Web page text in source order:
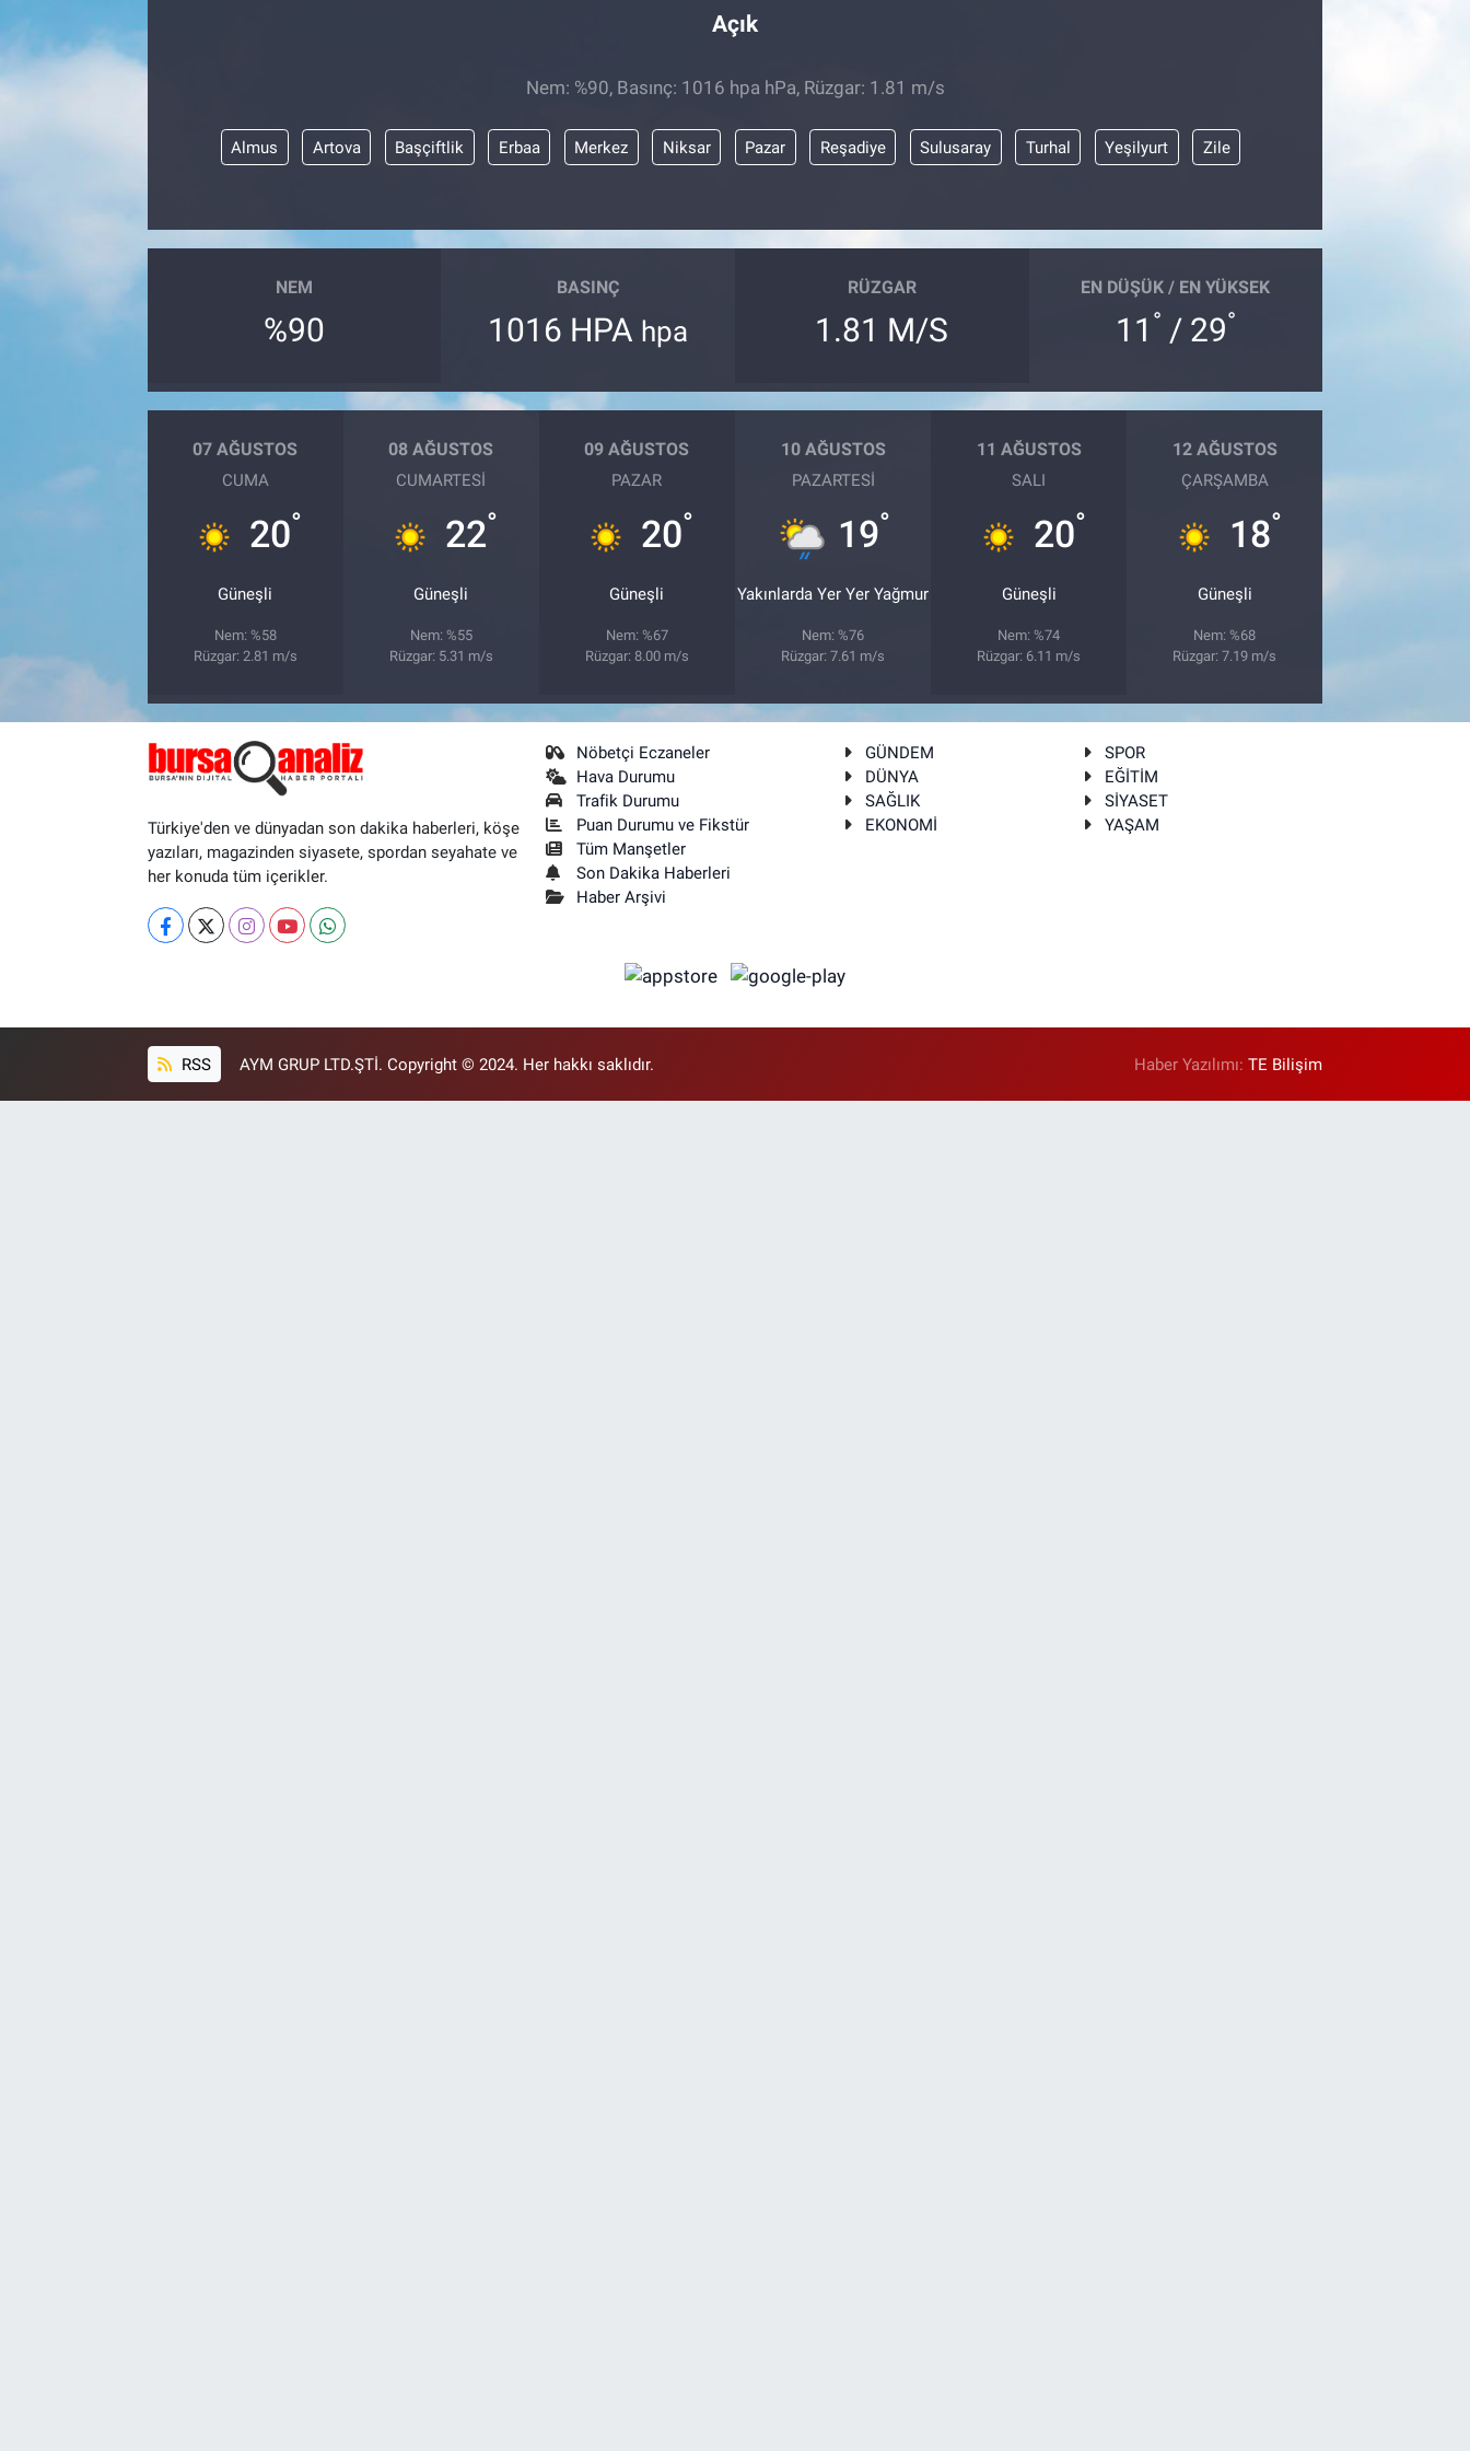
Açık
Nem: %90, Basınç: 1016 hpa hPa, Rüzgar: 1.81 m/s
Almus Artova Başçiftlik Erbaa Merkez Niksar Pazar Reşadiye Sulusaray Turhal Yeşilyurt Zile
NEM
%90
BASINÇ
1016 HPA hpa
RÜZGAR
1.81 M/S
EN DÜŞÜK / EN YÜKSEK
11 ° / 29°
07 AĞUSTOS
CUMA
20°
Güneşli
Nem: %58
Rüzgar: 2.81 m/s
08 AĞUSTOS
CUMARTESI
22°
Güneşli
Nem: %55
Rüzgar: 5.31 m/s
09 AĞUSTOS
PAZAR
20°
Güneşli
Nem: %67
Rüzgar: 8.00 m/s
10 AĞUSTOS
PAZARTESI
19°
Yakınlarda Yer Yer Yağmur
Nem: %76
Rüzgar: 7.61 m/s
11 AĞUSTOS
SALI
20°
Güneşli
Nem: %74
Rüzgar: 6.11 m/s
12 AĞUSTOS
ÇARŞAMBA
18°
Güneşli
Nem: %68
Rüzgar: 7.19 m/s
Türkiye'den ve dünyadan son dakika haberleri, köşe
yazıları, magazinden siyasete, spordan seyahate ve
her konuda tüm içerikler.
Nöbetçi Eczaneler
Hava Durumu
Trafik Durumu
Puan Durumu ve Fikstür
Tüm Manşetler
Son Dakika Haberleri
Haber Arşivi
GÜNDEM
SPOR
DÜNYA
EĞİTİM
SAĞLIK
SİYASET
EKONOMİ
YAŞAM
RSS AYM GRUP LTD.ŞTİ. Copyright © 2024. Her hakkı saklıdır. Haber Yazılımı:TE Bilişim